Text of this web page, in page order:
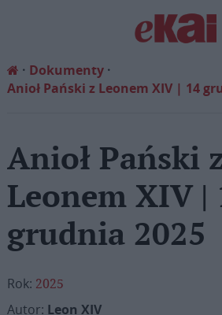
Dokumenty
Anioł Pański z Leonem XIV | 14
Anioł Pański
Leonem XIV |
grudnia 2025
Rok: 2025
Autor: Leon XIV